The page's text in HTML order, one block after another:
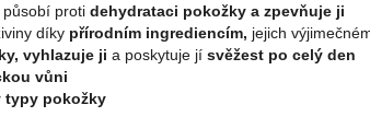
působí proti dehydrataci pokožky a zpevňuje ji
díky přírodním ingrediencím, jejich
vyhlazuje ji a poskytuje jí svěžest po celý den
vůni
typy pokožky